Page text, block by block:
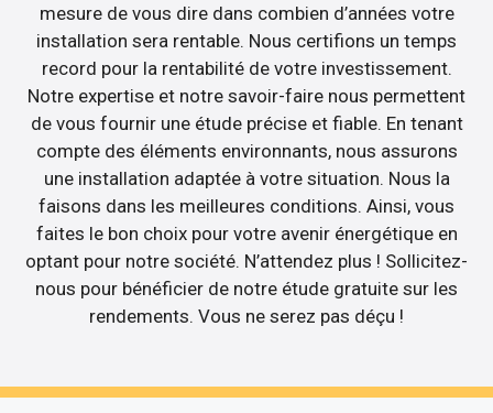
mesure de vous dire dans combien d’années votre
installation sera rentable. Nous certifions un temps
record pour la rentabilité de votre investissement.
Notre expertise et notre savoir-faire nous permettent
de vous fournir une étude précise et fiable. En tenant
compte des éléments environnants, nous assurons
une installation adaptée à votre situation. Nous la
faisons dans les meilleures conditions. Ainsi, vous
faites le bon choix pour votre avenir énergétique en
optant pour notre société. N’attendez plus ! Sollicitez-
nous pour bénéficier de notre étude gratuite sur les
rendements. Vous ne serez pas déçu !